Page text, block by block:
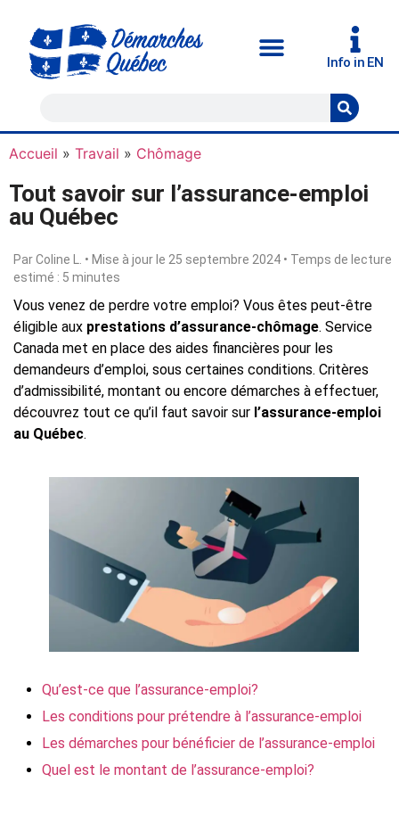
Info in EN
Accueil » Travail » Chômage
Tout savoir sur l’assurance-emploi
au Québec
Par Coline L. • Mise à jour le 25 septembre 2024 • Temps de lecture
estimé : 5 minutes
Vous venez de perdre votre emploi? Vous êtes peut-être
éligible aux prestations d’assurance-chômage. Service
Canada met en place des aides financières pour les
demandeurs d’emploi, sous certaines conditions. Critères
d’admissibilité, montant ou encore démarches à effectuer,
découvrez tout ce qu’il faut savoir sur l’assurance-emploi
au Québec.
Qu’est-ce que l’assurance-emploi?
Les conditions pour prétendre à l’assurance-emploi
Les démarches pour bénéficier de l’assurance-emploi
Quel est le montant de l’assurance-emploi?